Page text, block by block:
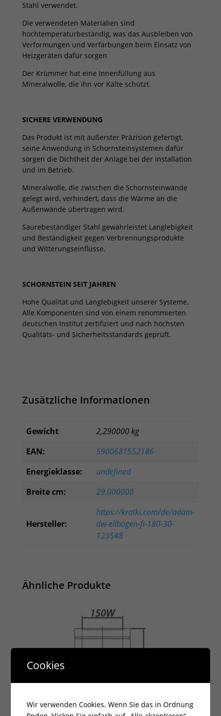
Stahl verwendet.
Die verwendeten Materialien sind
hochtemperaturbeständig, was das Ausbleiben von
Verformungen und Verfärbungen beim Einsatz von
Heizgeräten dafür sorgen
Der Krümmer hat eine Innenfüllung aus
Mineralwolle, die ihn vor Kälte schützt.
SICHERE VERWENDUNG
Das Produkt ist mit äußerster Präzision gefertigt,
seine Anwendung in Schornsteinsystemen dafür
sorgen die Dichtheit der Anlage bei der Installation
und im Betrieb.
Mineralwolle, die zwischen die Schornsteinwände
gelegt wird, verhindert, dass die Wärme an die
Außenwände übertragen wird.
Säurebeständiger Stahl gewährleistet Langlebigkeit
und Beständigkeit gegen Verbrennungsprodukte
und Witterungseinflüsse.
SCHORNSTEIN SEIT JAHREN
Hohe Qualität und Langlebigkeit unserer Systeme.
Alle Komponenten sind von einem renommierten
deutschen Institut zertifiziert und nach höchsten
Qualitäts- und Sicherheitsstandards geprüft.
Zusätzliche Informationen
Gewicht
2,290000 kg
EAN:
5900681552186
Energieklasse:
undefined
Breite cm:
29.000000
Hersteller:
https://kratki.com/de/adam-
dw-ellbogen-fi-180-30-
123548
Ähnliche Produkte
Cookies
Wir verwenden Cookies. Wenn Sie das in Ordnung